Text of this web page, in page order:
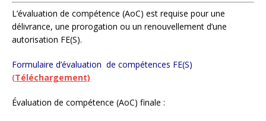
L’évaluation de compétence (AoC) est requise pour une
délivrance, une prorogation ou un renouvellement d’une
autorisation FE(S).
Formulaire d’évaluation de compétences FE(S)
(Téléchargement)
Évaluation de compétence (AoC) finale :